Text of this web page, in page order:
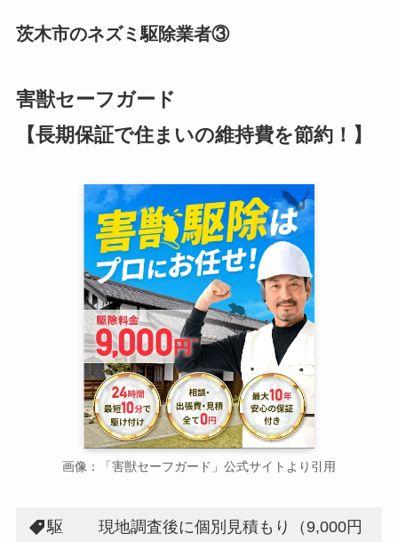
茨木市のネズミ駆除業者③
害獣セーフガード
【長期保証で住まいの維持費を節約！】
画像：「害獣セーフガード」公式サイトより引用
駆
現地調査後に個別見積もり（9,000円